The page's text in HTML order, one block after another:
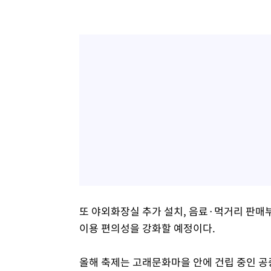
또 야외화장실 추가 설치, 음료·먹거리 판
이용 편의성을 강화할 예정이다.
올해 축제는 고래문화마을 안에 건립 중인